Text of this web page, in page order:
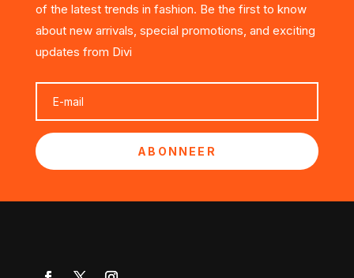
of the latest trends in fashion. Be the first to know
about new arrivals, special promotions, and exciting
updates from Divi
ABONNEER